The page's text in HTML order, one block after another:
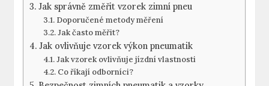
Jak správně změřit vzorek zimní pneu
Doporučené metody měření
Jak často měřit?
Jak ovlivňuje vzorek výkon pneumatik
Jak vzorek ovlivňuje jízdní vlastnosti
Co říkají odborníci?